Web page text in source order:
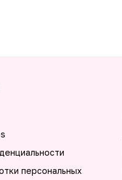
персональных